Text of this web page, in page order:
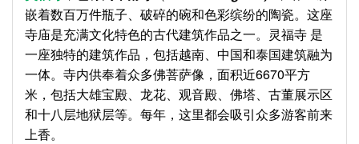
嵌着数百万件瓶子、破碎的碗和色彩缤纷的陶瓷。这座
寺庙是充满文化特色的古代建筑作品之一。灵福寺 是
一座独特的建筑作品，包括越南、中国和泰国建筑融为
一体。寺内供奉着众多佛菩萨像，面积近6670平方
米，包括大雄宝殿、龙花、观音殿、佛塔、古董展示区
和十八层地狱层等。每年，这里都会吸引众多游客前来
上香。